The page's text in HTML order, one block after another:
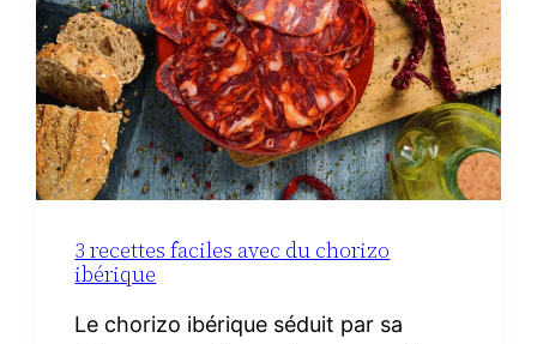
3 recettes faciles avec du chorizo
ibérique
Le chorizo ibérique séduit par sa